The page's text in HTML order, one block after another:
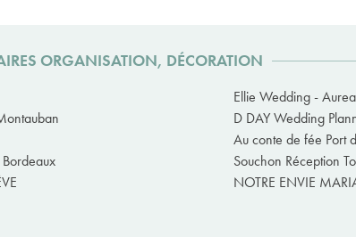
ORGANISATION, DÉCORATION
Ellie Wedding -
D DAY Wedding
Au conte de fée Port
Souchon Réception
NOTRE ENVIE